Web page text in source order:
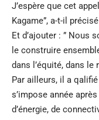
J’espère que cet
Kagame”, a-t-il
Et d’ajouter : ” Nous
le construire
dans l’équité, dans le
Par ailleurs, il a
s’impose année
d’énergie, de